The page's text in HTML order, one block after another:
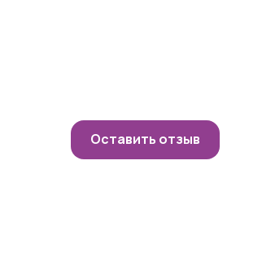
Оставить отзыв